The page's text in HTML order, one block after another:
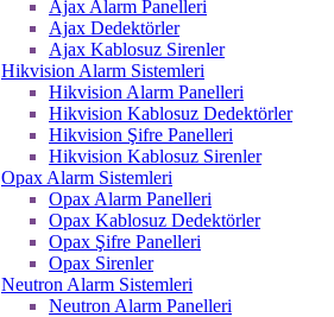
Ajax Alarm Panelleri
Ajax Dedektörler
Ajax Kablosuz Sirenler
Hikvision Alarm Sistemleri
Hikvision Alarm Panelleri
Hikvision Kablosuz Dedektörler
Hikvision Şifre Panelleri
Hikvision Kablosuz Sirenler
Opax Alarm Sistemleri
Opax Alarm Panelleri
Opax Kablosuz Dedektörler
Opax Şifre Panelleri
Opax Sirenler
Neutron Alarm Sistemleri
Neutron Alarm Panelleri